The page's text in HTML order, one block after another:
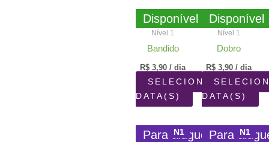
Disponível
Nível 1
Bandido
R$ 3,90 / dia
SELECIONAR
DATA(S)
Disponível
Nível 1
Dobro
R$3,90/ dia
DATA(S)
Para aluguel
N1 Para N1